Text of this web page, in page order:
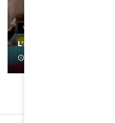
VIDEOS
L’artiste Yoan s’exprime